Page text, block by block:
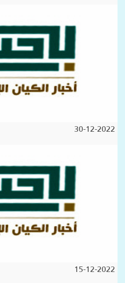
30-12-2022
15-12-2022